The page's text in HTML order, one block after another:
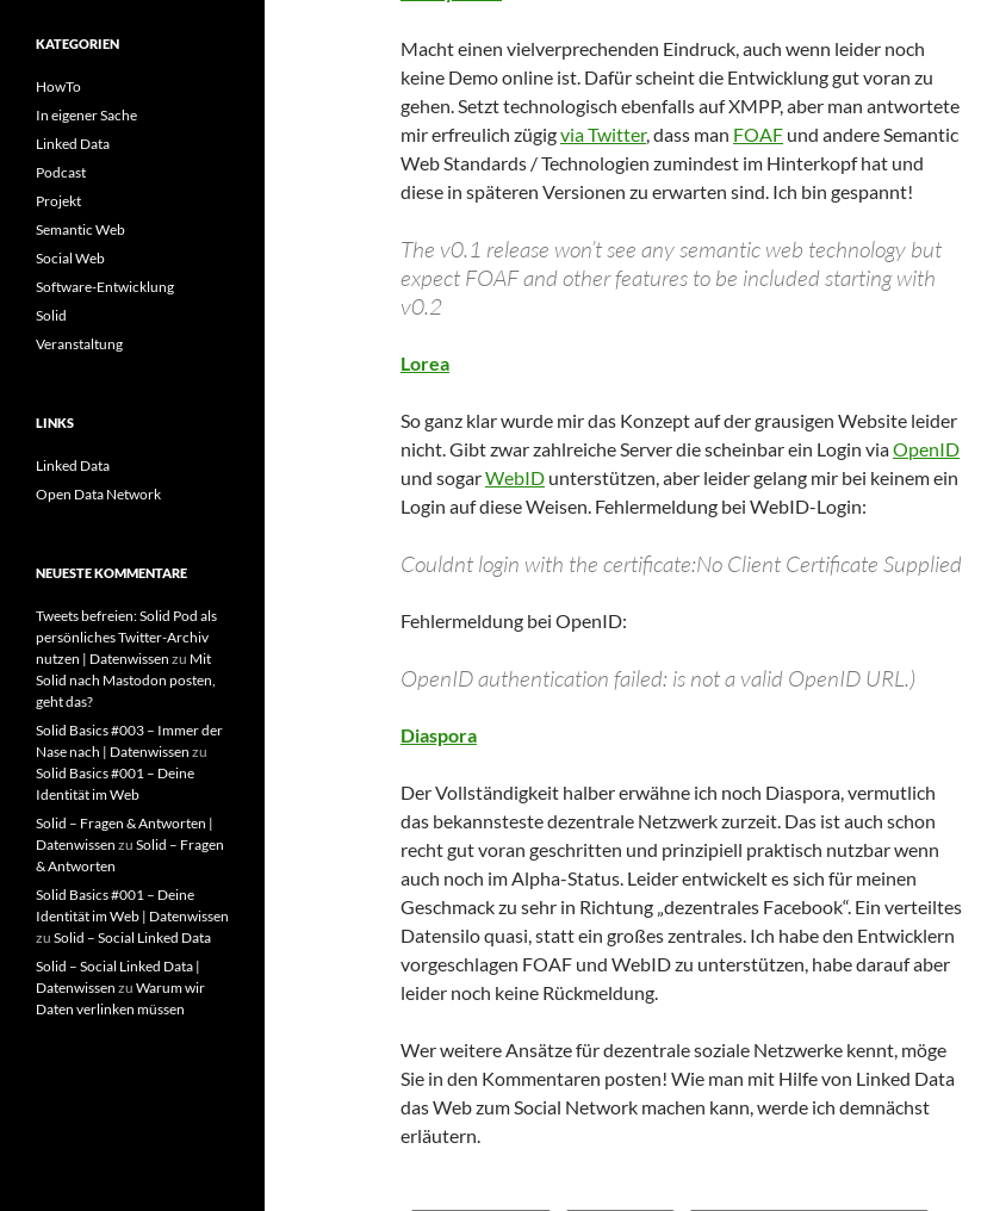
Macht einen vielverprechenden Eindruck, auch wenn leider noch
keine Demo online ist. Dafür scheint die Entwicklung gut voran zu
gehen. Setzt technologisch ebenfalls auf XMPP, aber man antwortete
mir erfreulich zügigvia Twitter, dass man FOAF und andere Semantic
Web Standards / Technologien zumindest im Hinterkopf hat und
diese in späteren Versionen zu erwarten sind. Ich bin gespannt!
The v0.1 release won’t see any semantic web technology but
expect FOAF and other features to be included starting with
v0.2
Lorea
So ganz klar wurde mir das Konzept auf der grausigen Website leider
nicht. Gibt zwar zahlreiche Server die scheinbar ein Login viaOpenID
und sogarWebID unterstützen, aber leider gelang mir bei keinem ein
Login auf diese Weisen. Fehlermeldung bei WebID-Login:
Couldnt login with the certificate:No Client Certificate Supplied
Fehlermeldung bei OpenID:
OpenID authentication failed: is not a valid OpenID URL.)
Diaspora
Der Vollständigkeit halber erwähne ich noch Diaspora, vermutlich
das bekannsteste dezentrale Netzwerk zurzeit. Das ist auch schon
recht gut voran geschritten und prinzipiell praktisch nutzbar wenn
auch noch im Alpha-Status. Leider entwickelt es sich für meinen
Geschmack zu sehr in Richtung „dezentrales Facebook“. Ein verteiltes
Datensilo quasi, statt ein großes zentrales. Ich habe den Entwicklern
vorgeschlagen FOAF und WebID zu unterstützen, habe darauf aber
leider noch keine Rückmeldung.
Wer weitere Ansätze für dezentrale soziale Netzwerke kennt, möge
Sie in den Kommentaren posten! Wie man mit Hilfe von Linked Data
das Web zum Social Network machen kann, werde ich demnächst
erläutern.
KATEGORIEN
HowTo
In eigener Sache
Linked Data
Podcast
Projekt
Semantic Web
Social Web
Software-Entwicklung
Solid
Veranstaltung
LINKS
Linked Data
Open Data Network
NEUESTE KOMMENTARE
Tweets befreien: Solid Pod als
persönliches Twitter-Archiv
nutzen | Datenwissen zu Mit
Solid nach Mastodon posten,
geht das?
Solid Basics #003 – Immer der
Nase nach | Datenwissen zu
Solid Basics #001 – Deine
Identität im Web
Solid – Fragen & Antworten |
Datenwissen zu Solid – Fragen
& Antworten
Solid Basics #001 – Deine
Identität im Web | Datenwissen
zu Solid – Social Linked Data
Solid – Social Linked Data |
Datenwissen zu Warum wir
Daten verlinken müssen